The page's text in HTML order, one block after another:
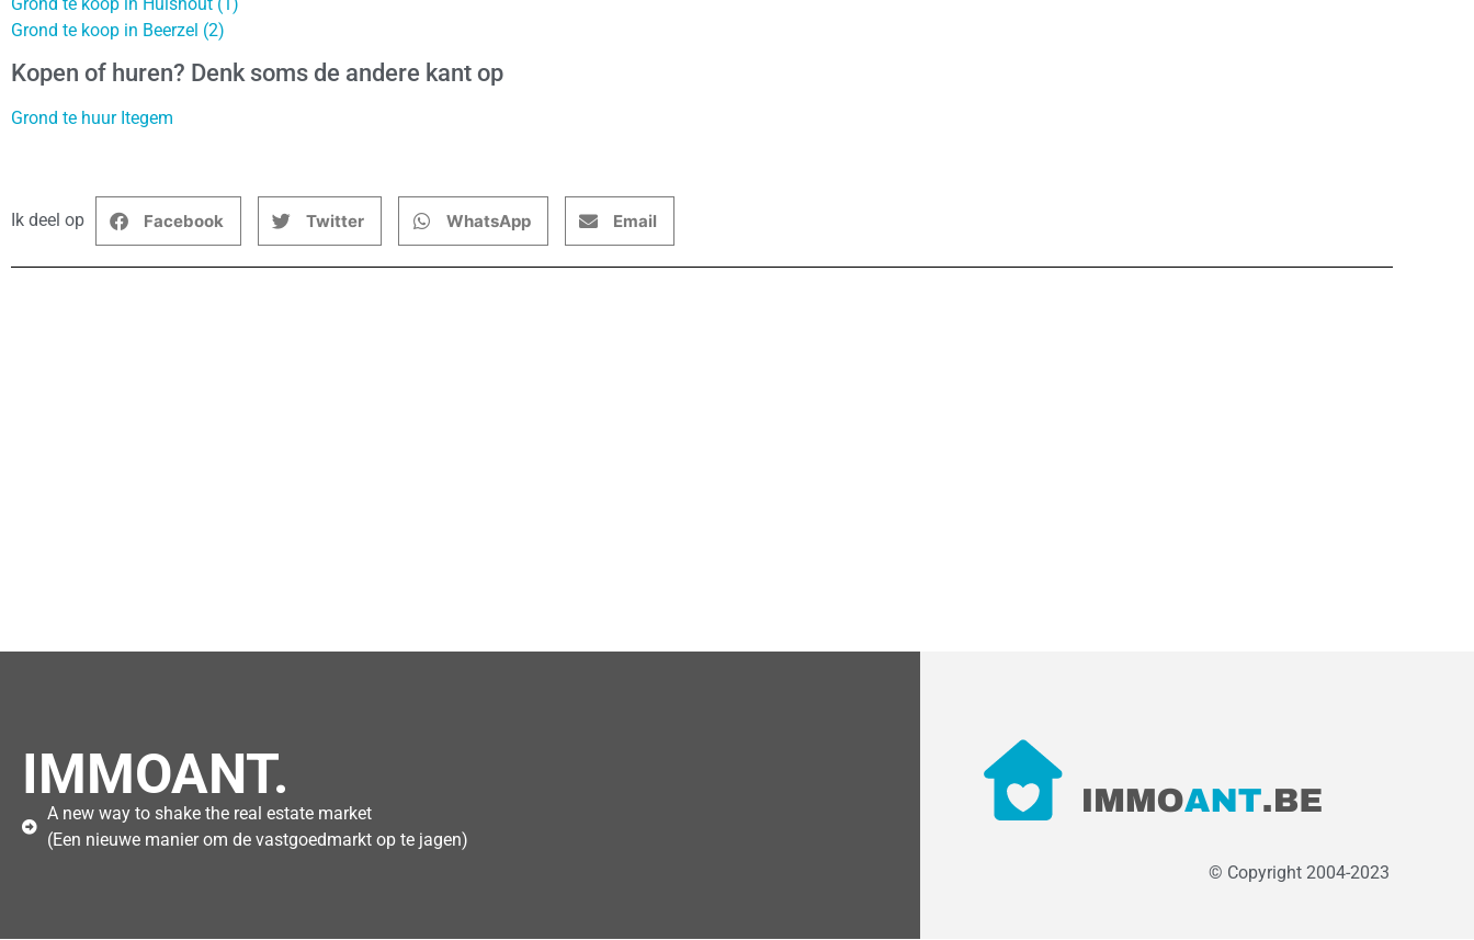
Grond te koop in Beerzel (2)
Kopen of huren? Denk soms de andere kant op
Grond te huur Itegem
Ik deel op Facebook Twitter WhatsApp Email
IMMOANT.
A new way to shake the real estate market
(Een nieuwe manier om de vastgoedmarkt op te jagen)
© Copyright 2004-2023